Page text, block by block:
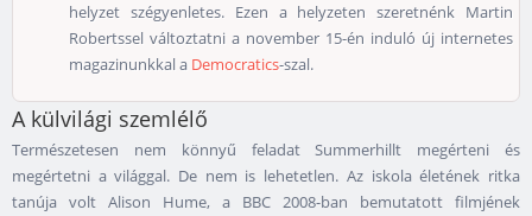
helyzet szégyenletes. Ezen a helyzeten szeretnénk Martin
Robertssel változtatni a november 15-én induló új internetes
magazinunkkal a Democratics-szal.
A külvilági szemlélő
Természetesen nem könnyű feladat Summerhillt megérteni és
megértetni a világgal. De nem is lehetetlen. Az iskola életének ritka
tanúja volt Alison Hume, a BBC 2008-ban bemutatott filmjének